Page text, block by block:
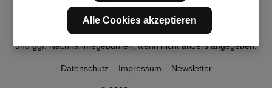
* Alle Preise inkl. gesetzl. Mehrwertsteuer zzgl.Versandkosten
und ggf. Nachnahmegebühren, wenn nicht anders angegeben.
Datenschutz Impressum Newsletter
Alle Cookies akzeptieren